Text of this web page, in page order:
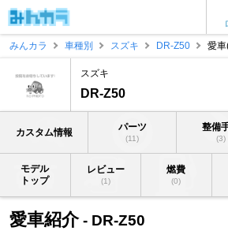
みんカラ
車種別 スズキ DR-Z50 愛
スズキ
DR-Z50
カスタム情報 パーツ
(11)
整備
(3)
モデル
トップ
レビュー
(1)
燃費
(0)
愛車紹介- DR-Z50